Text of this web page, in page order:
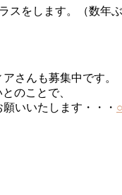
スをします。（数年ぶ
さんも募集中です。
のことで、
いいたします・・・ ○